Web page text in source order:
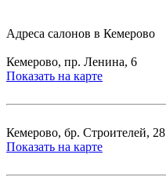
Адреса салонов в Кемерово
Кемерово, пр. Ленина, 6
Показать на карте
Кемерово, бр. Строителей, 28
Показать на карте